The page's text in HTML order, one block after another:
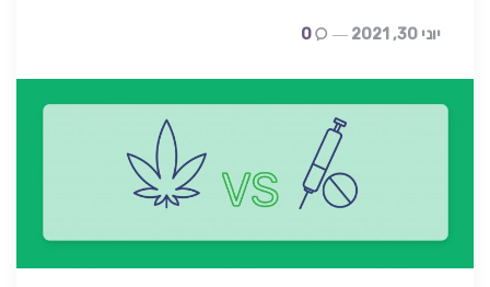
יוני 30, 2021 0